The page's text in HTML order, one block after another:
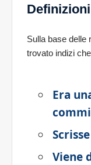
Sulla base delle
trovato indizi
Era
Viene